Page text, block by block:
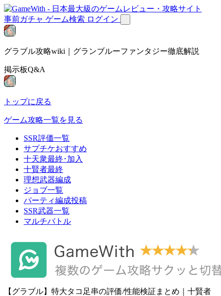
事前ガチャ ゲーム検索 ログイン
グラブル攻略wiki｜グランブルーファンタジー徹底解説
掲示板Q&A
トップに戻る
ゲーム攻略一覧を見る
SSR評価一覧
サプチケおすすめ
十天衆最終･加入
十賢者最終
理想武器編成
ジョブ一覧
パーティ編成投稿
SSR武器一覧
マルチバトル
【グラブル】特大タコ足串の評価/性能検証まとめ｜十賢者